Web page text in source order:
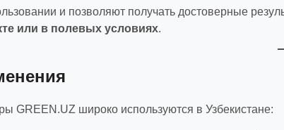
и позволяют получать достоверные
или в полевых условиях.
GREEN.UZ широко используются в Узбекистане: